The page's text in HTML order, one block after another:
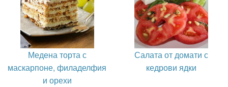
Медена торта с
маскарпоне, филаделфия
и орехи
Салата от домати с
кедрови ядки